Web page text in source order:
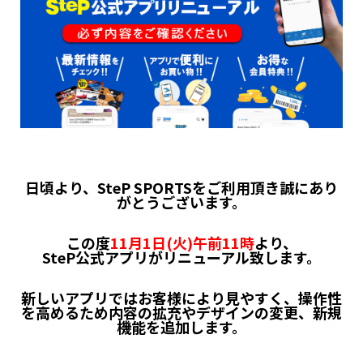
日頃より、SteP SPORTSをご利用頂き誠にあり
がとうございます。
この度11月1日(火)午前11時より、
SteP公式アプリがリニューアル致します。
新しいアプリではお客様により見やすく、操作性
を高めるため内容の拡充やデザインの変更、新規
機能を追加します。